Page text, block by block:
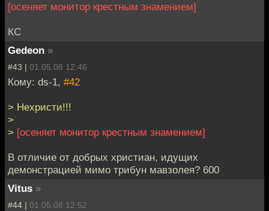
[осеняет монитор крестным знамением]
КС
Gedeon »
#43 | 01.05.08 12:46
Кому: ds-1, #42
> Нехристи!!!
>
> [осеняет монитор крестным знамением]
В отличие от добрых христиан, идущих
демонстрацией мимо трибун мавзолея? 600
Vitus »
#44 | 01.05.08 12:52